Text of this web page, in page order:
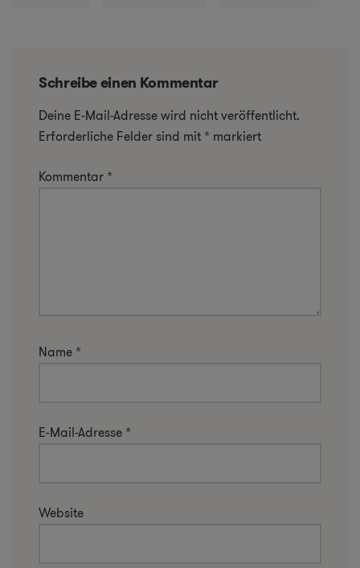
Schreibe einen Kommentar
Deine E-Mail-Adresse wird nicht veröffentlicht.
Erforderliche Felder sind mit * markiert
Kommentar *
Name *
E-Mail-Adresse *
Website